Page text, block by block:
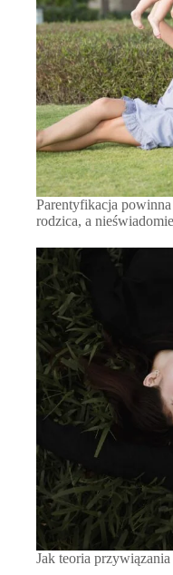
Parentyfikacja
rodzica, a
Jak teoria